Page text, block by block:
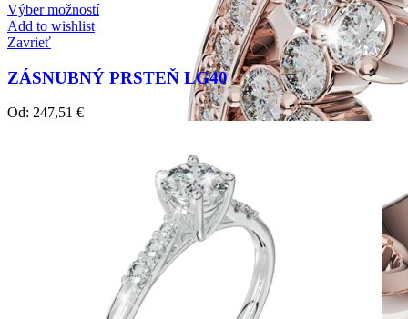
Výber možností
Add to wishlist
Zavrieť
ZÁSNUBNÝ PRSTEŇ LG40
Od: 247,51 €